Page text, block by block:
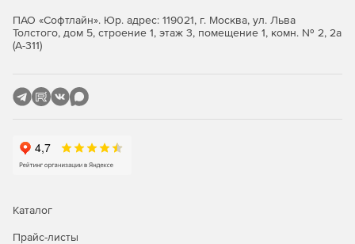
ПАО «Софтлайн». Юр. адрес: 119021, г. Москва, ул. Льва
Толстого, дом 5, строение 1, этаж 3, помещение 1, комн. № 2, 2а
(А-311)
Каталог
Прайс-листы